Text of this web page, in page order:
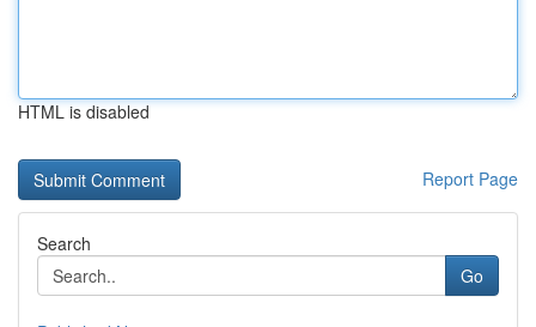
HTML is disabled
Report Page
Search
Go